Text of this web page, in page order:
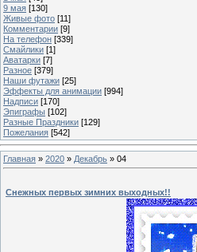
9 мая [130]
Живые фото [11]
Комментарии [9]
На телефон [339]
Смайлики [1]
Аватарки [7]
Разное [379]
Наши футажи [25]
Эффекты для анимации [994]
Надписи [170]
Эпиграфы [102]
Разные Праздники [129]
Пожелания [542]
Главная » 2020 » Декабрь » 04
Снежных первых зимних выходных!!